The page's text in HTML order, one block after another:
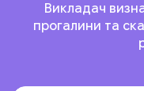
Викладач
прогалини та